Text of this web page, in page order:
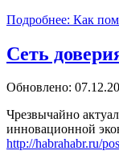
Подробнее: Как
Сеть
Обновлено:
Чрезвычайно
инновационной
http://habrahabr.ru/